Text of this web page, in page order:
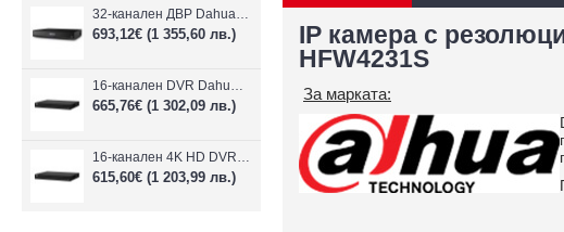
32-канален ДВР Dahua XVR5232AN-I3/Т
693,12€ (1 355,60 лв.)
16-канален DVR Dahua XVR5216AN-4KL-I3/T + 16 IP
665,76€ (1 302,09 лв.)
16-канален 4K HD DVR Dahua XVR5116H-4KL-I3/T + 16 IP камери
615,60€ (1 203,99 лв.)
IP камера с
HFW4231S
За марката: